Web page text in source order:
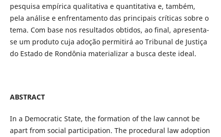
pesquisa empírica qualitativa e quantitativa e, também,
pela análise e enfrentamento das principais críticas sobre o
tema. Com base nos resultados obtidos, ao final, apresenta-
se um produto cuja adoção permitirá ao Tribunal de Justiça
do Estado de Rondônia materializar a busca deste ideal.
ABSTRACT
In a Democratic State, the formation of the law cannot be
apart from social participation. The procedural law adoption